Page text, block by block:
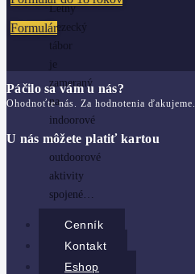
Letný
Lezecký
tábor
je
zameraný
na
indoorové
a
outdoorové
aktivity
spojené…
Cenník
Kontakt
Eshop
Formulár
Páčilo sa vám u nás?
Ohodnoťte nás. Za hodnotenia ďakujeme.
U nás môžete platiť kartou